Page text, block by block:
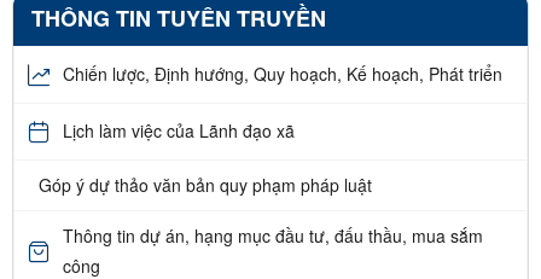
THÔNG TIN TUYÊN TRUYỀN
Chiến lược, Định hướng, Quy hoạch, Kế hoạch, Phát triển
Lịch làm việc của Lãnh đạo xã
Góp ý dự thảo văn bản quy phạm pháp luật
Thông tin dự án, hạng mục đầu tư, đấu thầu, mua sắm
công